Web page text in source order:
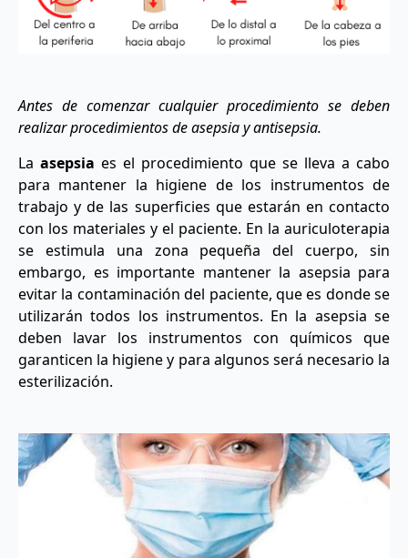
Antes de comenzar cualquier procedimiento se deben
realizar procedimientos de asepsia y antisepsia.
La asepsia es el procedimiento que se lleva a cabo
para mantener la higiene de los instrumentos de
trabajo y de las superficies que estarán en contacto
con los materiales y el paciente. En la auriculoterapia
se estimula una zona pequeña del cuerpo, sin
embargo, es importante mantener la asepsia para
evitar la contaminación del paciente, que es donde se
utilizarán todos los instrumentos. En la asepsia se
deben lavar los instrumentos con químicos que
garanticen la higiene y para algunos será necesario la
esterilización.